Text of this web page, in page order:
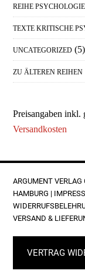
REIHE PSYCHOLOGIE
TEXTE KRITISCHE
UNCATEGORIZED (5)
ZU ÄLTEREN REIHEN
Preisangaben
Versandkosten
FOOTER
ARGUMENT VERLAG
AMBURG |
VERSAND &
VERTRAG